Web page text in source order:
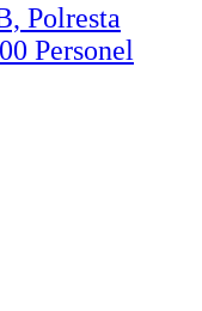
Polresta
Personel